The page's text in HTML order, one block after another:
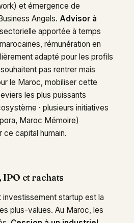
et émergence de
Angels. Advisor à
apportée à temps
rémunération en
adapté pour les profils
pas rentrer mais
le Maroc, mobiliser cette
les plus puissants
· plusieurs initiatives
Maroc Mémoire)
capital humain.
IPO et rachats
startup est la
plus-values. Au Maroc, les